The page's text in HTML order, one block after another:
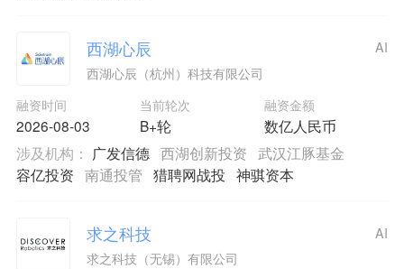
西湖心辰
西湖心辰（杭州）科技有限公司
融资时间
2026-08-03
当前轮次
B+轮
融资金额
数亿人民币
AI
涉及机构： 广发信德 西湖创新投资 武汉江豚基金
容亿投资 南通投管 猎聘网战投 神骐资本
求之科技
求之科技（无锡）有限公司
AI